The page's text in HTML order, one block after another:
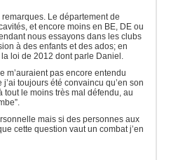
Le département de
et encore moins en BE, DE ou
nous essayons dans les clubs
à des enfants et des ados; en
loi de 2012 dont parle Daniel.
m’auraient pas encore entendu
toujours été convaincu qu’en son
tout le moins très mal défendu, au
mais si des personnes aux
cette question vaut un combat j’en